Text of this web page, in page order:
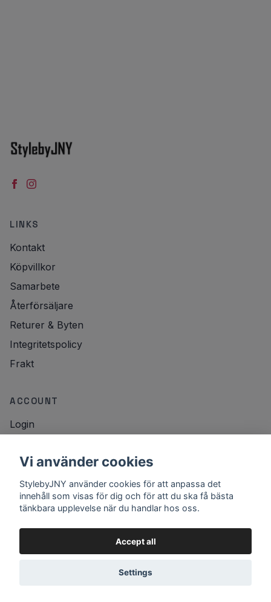
LINKS
Kontakt
Köpvillkor
Samarbete
Återförsäljare
Returer & Byten
Integritetspolicy
Frakt
ACCOUNT
Login
NYHETSBREV
Email
Registrera
Powered by Quickbutik
Vi använder cookies
StylebyJNY använder cookies för att anpassa det
innehåll som visas för dig och för att du ska få bästa
tänkbara upplevelse när du handlar hos oss.
Accept all
Settings